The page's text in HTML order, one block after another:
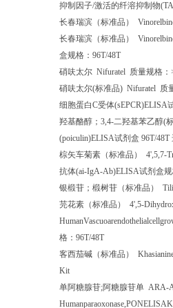
抑制因子/激活的纤溶抑制物
长春瑞滨（标准品）
长春瑞滨（标准品）
盒规格： 96T/48T
硝呋太尔 Nifuratel 质量规格：
硝呋太尔(标准品) Nifuratel 质
细胞蛋白C受体(sEPCR)ELISA
羟基酪醇； 3,4-二羟基苯乙醇(
(poiculin)ELISA试剂盒 96T/48T
棕矢车菊素（标准品）
4',5,7-
抗体(ai-IgA-Ab)ELISA试剂盒
银椴苷；椴树苷（标准品）
芫花素（标准品）
4',5-
格： 96T/48T
客西茄碱（标准品）
Kit
单阿糖腺苷;阿糖腺苷单 ARA-